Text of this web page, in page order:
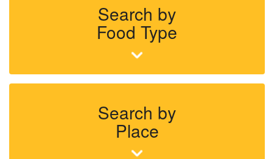
Search by
Food Type
Search by
Place